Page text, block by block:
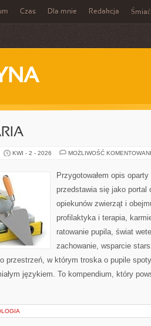
Czas Dla mnie Redakcja Śmiać
KWI - 2 - 2026 MOŻLIWOŚĆ
Przygotowałem opis
przedstawia się jako portal
opiekunów zwierząt i
profilaktyka i terapia,
ratowanie pupila, świat
zachowanie, wsparcie
przestrzeń, w którym troska o pupile
językiem. To kompendium, który